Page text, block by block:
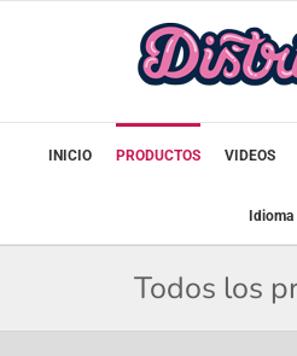
INICIO PRODUCTOS VIDEOS
Idioma
Todos los